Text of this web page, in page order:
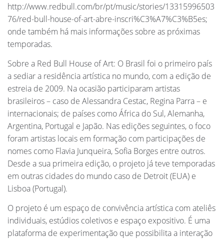
http://www.redbull.com/br/pt/music/stories/13315996503
76/red-bull-house-of-art-abre-inscri%C3%A7%C3%B5es;
onde também há mais informações sobre as próximas
temporadas.
Sobre a Red Bull House of Art: O Brasil foi o primeiro país
a sediar a residência artística no mundo, com a edição de
estreia de 2009. Na ocasião participaram artistas
brasileiros – caso de Alessandra Cestac, Regina Parra – e
internacionais; de países como África do Sul, Alemanha,
Argentina, Portugal e Japão. Nas edições seguintes, o foco
foram artistas locais em formação com participações de
nomes como Flavia Junqueira, Sofia Borges entre outros.
Desde a sua primeira edição, o projeto já teve temporadas
em outras cidades do mundo caso de Detroit (EUA) e
Lisboa (Portugal).
O projeto é um espaço de convivência artística com ateliês
individuais, estúdios coletivos e espaço expositivo. É uma
plataforma de experimentação que possibilita a interação